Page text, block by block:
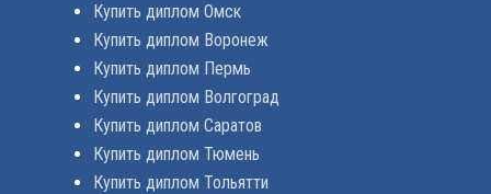
Купить диплом Омск
Купить диплом Воронеж
Купить диплом Пермь
Купить диплом Волгоград
Купить диплом Саратов
Купить диплом Тюмень
Купить диплом Тольятти